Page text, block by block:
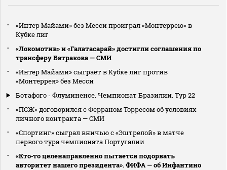
«Интер Майами» без Месси проиграл «Монтеррею» в
Кубке лиг
«Локомотив» и «Галатасарай» достигли соглашения по
трансферу Батракова — СМИ
«Интер Майами» сыграет в Кубке лиг против
«Монтеррея» без Месси
Ботафого - Флуминенсе. Чемпионат Бразилии. Тур 22
«ПСЖ» договорился с Ферраном Торресом об условиях
личного контракта — СМИ
«Спортинг» сыграл вничью с «Эштрелой» в матче
первого тура чемпионата Португалии
«Кто‑то целенаправленно пытается подорвать
авторитет нашего президента». ФИФА — об Инфантино